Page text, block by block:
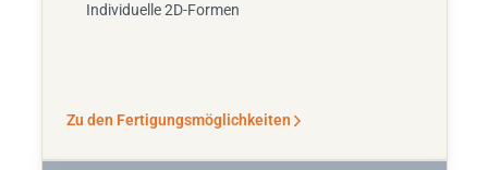
Individuelle 2D-Formen
Zu den Fertigungsmöglichkeiten